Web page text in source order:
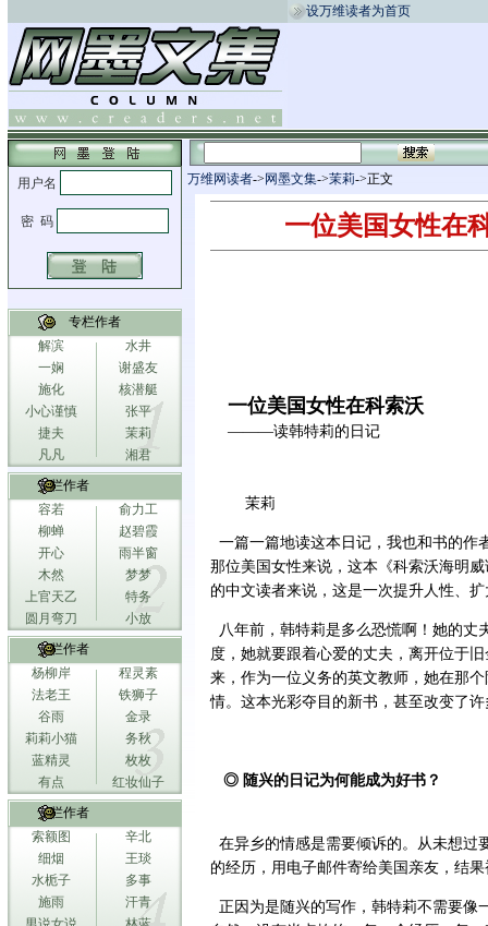
设万维读者为首页
专栏作者
解滨
水井
一娴
谢盛友
施化
核潜艇
小心谨慎
张平
捷夫
茉莉
凡凡
湘君
专栏作者
容若
俞力工
柳蝉
赵碧霞
开心
雨半窗
木然
梦梦
上官天乙
特务
圆月弯刀
小放
专栏作者
杨柳岸
程灵素
法老王
铁狮子
谷雨
金录
莉莉小猫
务秋
蓝精灵
枚枚
有点
红妆仙子
专栏作者
索额图
辛北
细烟
王琰
水栀子
多事
施雨
汗青
万维网读者-> 网墨文集->茉莉->正文
一位美国女性
一位美国女性在科索沃
———读韩特莉的日记
茉莉
一篇一篇地读这本日记，我也和书的作
那位美国女性来说，这本《科索沃海明
的中文读者来说，这是一次提升人性、
八年前，韩特莉是多么恐慌啊！她的丈
度，她就要跟着心爱的丈夫，离开位于
来，作为一位义务的英文教师，她在那
情。这本光彩夺目的新书，甚至改变了
◎ 随兴的日记为何能成为好书？
在异乡的情感是需要倾诉的。从未想过
的经历，用电子邮件寄给美国亲友，结
正因为是随兴的写作，韩特莉不需要像